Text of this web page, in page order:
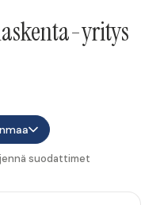
yritys
suodattimet